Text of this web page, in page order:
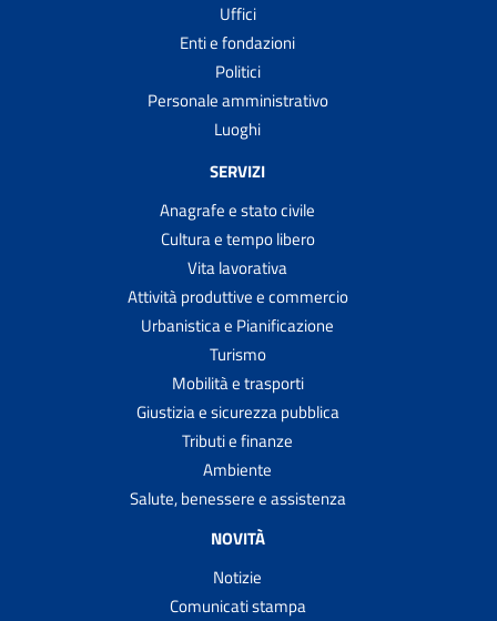
Uffici
Enti e fondazioni
Politici
Personale amministrativo
Luoghi
SERVIZI
Anagrafe e stato civile
Cultura e tempo libero
Vita lavorativa
Attività produttive e commercio
Urbanistica e Pianificazione
Turismo
Mobilità e trasporti
Giustizia e sicurezza pubblica
Tributi e finanze
Ambiente
Salute, benessere e assistenza
NOVITÀ
Notizie
Comunicati stampa